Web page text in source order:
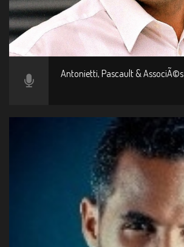
Antonietti, Pascault & AssociÃ©s